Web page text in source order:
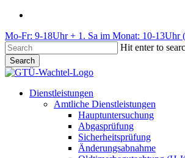
Skip
main
content
Mo-Fr: 9-18Uhr + 1. Sa im Monat: 10-13Uhr
Hit enter to
Search
Close
Menu
Dienstleistungen
Amtliche Dienstleistungen
Hauptuntersuchung
Abgasprüfung
Sicherheitsprüfung
Änderungsabnahme